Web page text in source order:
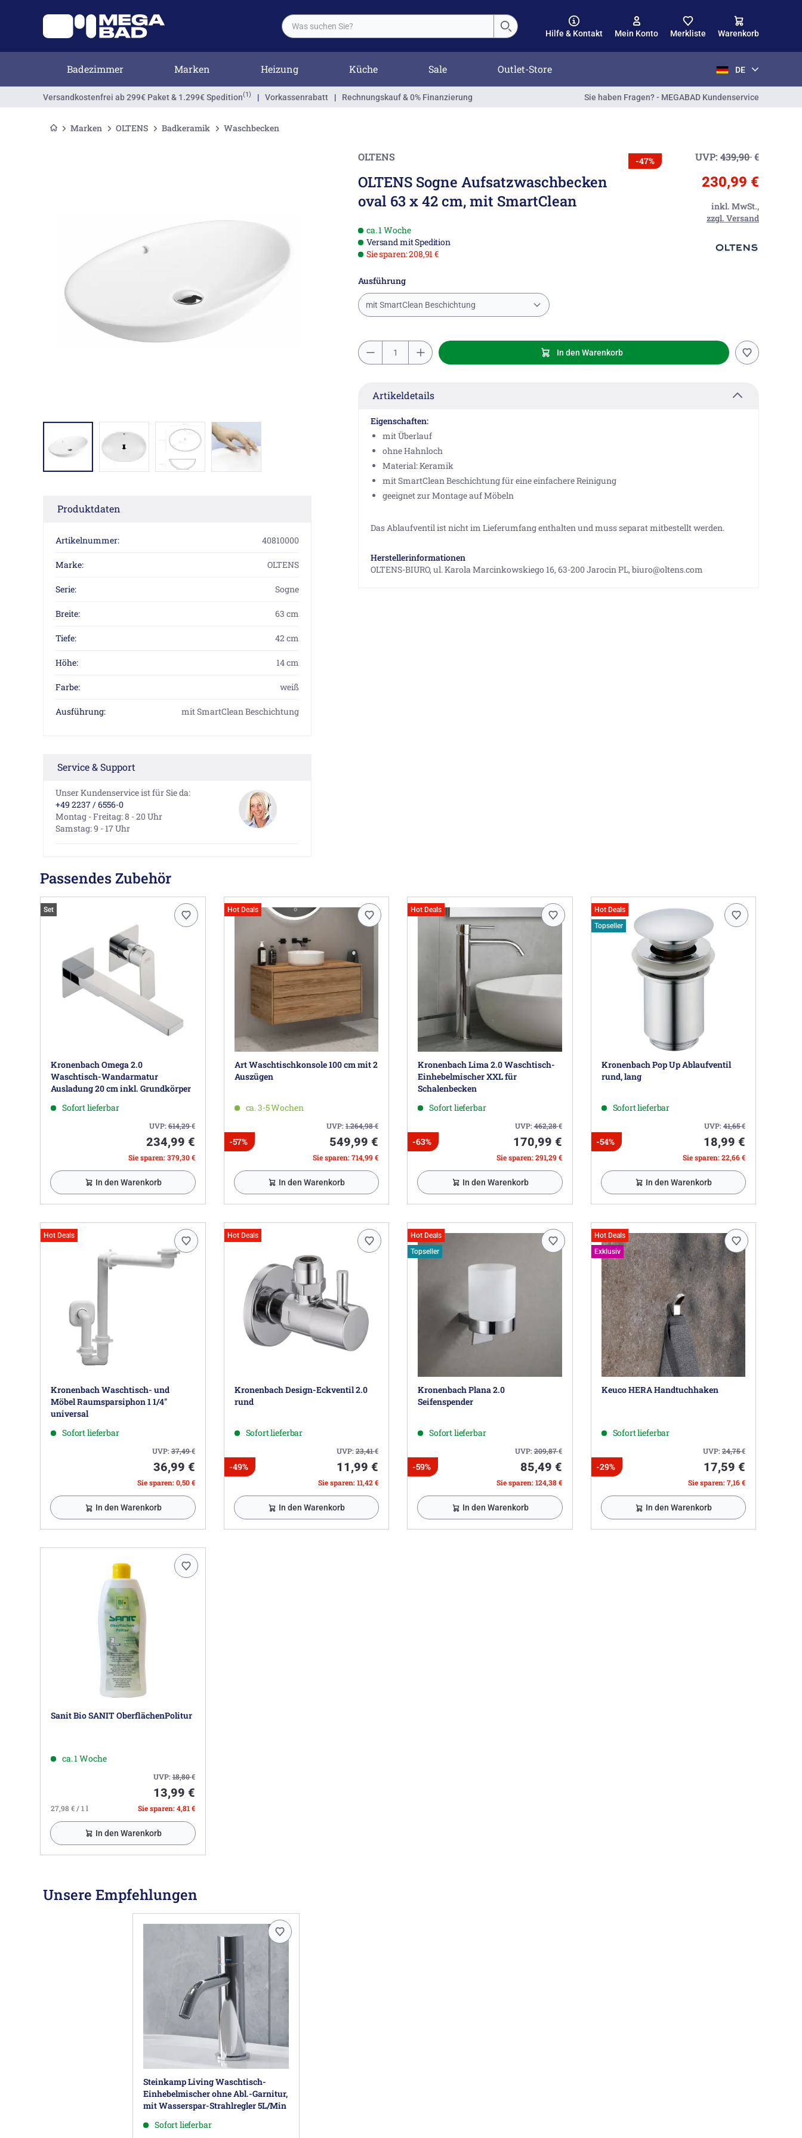
Hilfe & Kontakt Mein Konto Merkliste Warenkorb
Badezimmer Marken Heizung Küche Sale Outlet-Store DE
Versandkostenfrei ab 299€ Paket & 1.299€ Spedition(1) | Vorkassenrabatt | Rechnungskauf & 0% Finanzierung Sie haben Fragen? - MEGABAD Kundenservice
Marken OLTENS Badkeramik Waschbecken
Produktdaten
Artikelnummer: 40810000
Marke: OLTENS
Serie: Sogne
Breite: 63 cm
Tiefe: 42 cm
Höhe: 14 cm
Farbe: weiß
Ausführung: mit SmartClean Beschichtung
Service & Support
Unser Kundenservice ist für Sie da:
+49 2237 / 6556-0
Montag - Freitag: 8 - 20 Uhr
Samstag: 9 - 17 Uhr
OLTENS
OLTENS Sogne Aufsatzwaschbecken
oval 63 x 42 cm, mit SmartClean
-47% UVP: 439,90€
230,99 €
inkl. MwSt.,
zzgl. Versand
ca. 1 Woche
Versand mit Spedition
Sie sparen: 208,91 €
Ausführung
mit SmartClean Beschichtung
In den Warenkorb
Artikeldetails
Eigenschaften:
mit Überlauf
ohne Hahnloch
Material: Keramik
mit SmartClean Beschichtung für eine einfachere Reinigung
geeignet zur Montage auf Möbeln
Das Ablaufventil ist nicht im Lieferumfang enthalten und muss separat mitbestellt werden.
Herstellerinformationen
OLTENS-BIURO, ul. Karola Marcinkowskiego 16, 63-200 Jarocin PL, biuro@oltens.com
Passendes Zubehör
Set
Kronenbach Omega 2.0
Waschtisch-Wandarmatur
Ausladung 20 cm inkl. Grundkörper
Sofort lieferbar
UVP:614,29€
234,99 €
Sie sparen: 379,30 €
In den Warenkorb
Hot Deals
Art Waschtischkonsole 100 cm mit 2
Auszügen
ca. 3-5 Wochen
UVP:1.264,98€
-57% 549,99 €
Sie sparen: 714,99 €
In den Warenkorb
Hot Deals
Kronenbach Lima 2.0 Waschtisch-
Einhebelmischer XXL für
Schalenbecken
Sofort lieferbar
UVP:462,28€
-63% 170,99 €
Sie sparen: 291,29 €
In den Warenkorb
Hot Deals
Topseller
Kronenbach Pop Up Ablaufventil
rund, lang
Sofort lieferbar
UVP:41,65€
-54% 18,99 €
Sie sparen: 22,66 €
In den Warenkorb
Hot Deals
Kronenbach Waschtisch- und
Möbel Raumsparsiphon 1 1/4"
universal
Sofort lieferbar
UVP:37,49€
36,99 €
Sie sparen: 0,50 €
In den Warenkorb
Hot Deals
Kronenbach Design-Eckventil 2.0
rund
Sofort lieferbar
UVP:23,41€
-49% 11,99 €
Sie sparen: 11,42 €
In den Warenkorb
Hot Deals
Topseller
Kronenbach Plana 2.0
Seifenspender
Sofort lieferbar
UVP:209,87€
-59% 85,49 €
Sie sparen: 124,38 €
In den Warenkorb
Hot Deals
Exklusiv
Keuco HERA Handtuchhaken
Sofort lieferbar
UVP:24,75€
-29% 17,59 €
Sie sparen: 7,16 €
In den Warenkorb
Sanit Bio SANIT OberflächenPolitur
ca. 1 Woche
UVP:18,80€
13,99 €
27,98 € / 1 l Sie sparen: 4,81 €
In den Warenkorb
Unsere Empfehlungen
Steinkamp Living Waschtisch-
Einhebelmischer ohne Abl.-Garnitur,
mit Wasserspar-Strahlregler 5L/Min
Sofort lieferbar